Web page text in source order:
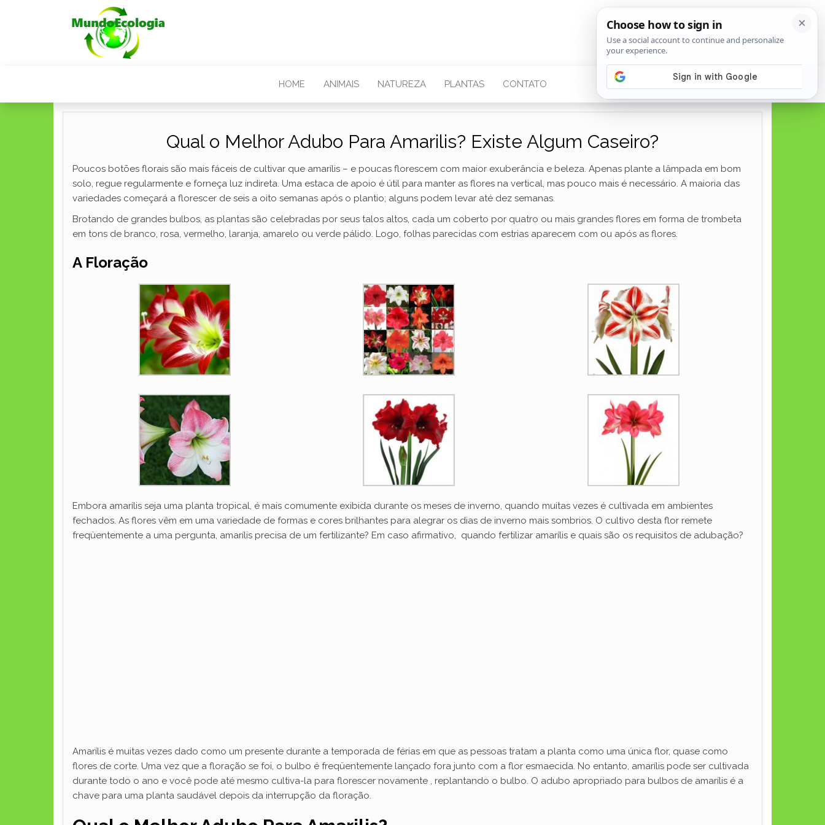
HOME ANIMAIS NATUREZA PLANTAS CONTATO
Qual o Melhor Adubo Para Amarilis? Existe Algum Caseiro?
Poucos botões florais são mais fáceis de cultivar que amarílis – e poucas florescem com maior exuberância e beleza. Apenas plante a lâmpada em bom
solo, regue regularmente e forneça luz indireta. Uma estaca de apoio é útil para manter as flores na vertical, mas pouco mais é necessário. A maioria das
variedades começará a florescer de seis a oito semanas após o plantio; alguns podem levar até dez semanas.
Brotando de grandes bulbos, as plantas são celebradas por seus talos altos, cada um coberto por quatro ou mais grandes flores em forma de trombeta
em tons de branco, rosa, vermelho, laranja, amarelo ou verde pálido. Logo, folhas parecidas com estrias aparecem com ou após as flores.
A Floração
Embora amarílis seja uma planta tropical, é mais comumente exibida durante os meses de inverno, quando muitas vezes é cultivada em ambientes
fechados. As flores vêm em uma variedade de formas e cores brilhantes para alegrar os dias de inverno mais sombrios. O cultivo desta flor remete
freqüentemente a uma pergunta, amarílis precisa de um fertilizante? Em caso afirmativo, quando fertilizar amarílis e quais são os requisitos de adubação?
Amarílis é muitas vezes dado como um presente durante a temporada de férias em que as pessoas tratam a planta como uma única flor, quase como
flores de corte. Uma vez que a floração se foi, o bulbo é freqüentemente lançado fora junto com a flor esmaecida. No entanto, amarílis pode ser cultivada
durante todo o ano e você pode até mesmo cultiva-la para florescer novamente , replantando o bulbo. O adubo apropriado para bulbos de amarílis é a
chave para uma planta saudável depois da interrupção da floração.